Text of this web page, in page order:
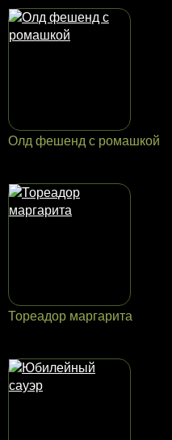
Олд фешенд с ромашкой
Тореадор маргарита